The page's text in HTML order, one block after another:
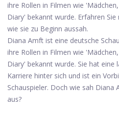
ihre Rollen in Filmen wie
Diary' bekannt wurde. Erfahren
wie sie zu Beginn aussah.
Diana Amft ist eine deutsche
ihre Rollen in Filmen wie
Diary' bekannt wurde. Sie hat eine
Karriere hinter sich und ist ein
Schauspieler. Doch wie sah Diana
aus?